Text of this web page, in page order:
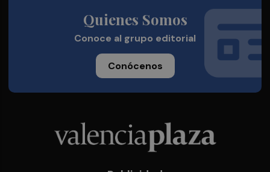
Quienes Somos
Conoce al grupo editorial
Conócenos